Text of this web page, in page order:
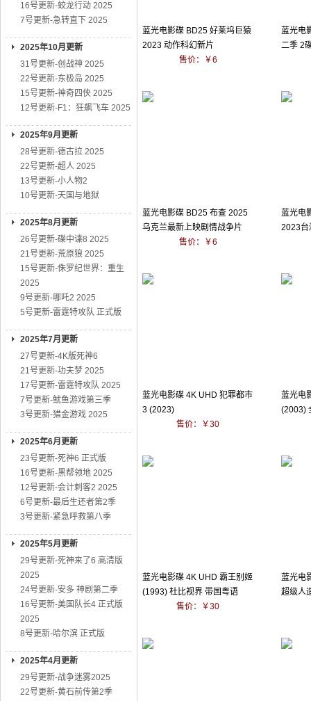
16号更新-蛟龙行动 2025
7号更新-急转直下 2025
2025年10月更新
31号更新-创战神 2025
22号更新-东极岛 2025
15号更新-神奇四侠 2025
12号更新-F1：狂飙飞车 2025
2025年9月更新
28号更新-德古拉 2025
22号更新-超人 2025
13号更新-小人物2
10号更新-天国与地狱
2025年8月更新
26号更新-碟中谍8 2025
21号更新-荒原狼 2025
15号更新-侏罗纪世界：重生
2025
9号更新-哪吒2 2025
5号更新-雷霆特攻队 正式版
2025年7月更新
27号更新-4K版死神6
21号更新-功夫梦 2025
17号更新-雷霆特攻队 2025
7号更新-鱿鱼游戏第三季
3号更新-猎金游戏 2025
2025年6月更新
23号更新-死神6 正式版
16号更新-黑帮领地 2025
12号更新-会计刺客2 2025
6号更新-最后生还者第2季
3号更新-紧急呼救第八季
2025年5月更新
29号更新-死神来了6 高清版
2025
24号更新-安多 神剧第二季
16号更新-美国队长4 正式版
2025
8号更新-哈尔滨 正式版
2025年4月更新
29号更新-战争迷雾2025
22号更新-黄石前传第2季
蓝光电影碟 BD25 好莱坞巨猿
2023 动作科幻新片
售价：￥6
蓝光电
二季 2
蓝光电影碟 BD25 布查 2025
乌克兰最新上映剧情战争片
售价：￥6
蓝光电
2023台
蓝光电影碟 4K UHD 犯罪都市
3 (2023)
售价：￥30
蓝光电
(2003)
蓝光电影碟 4K UHD 霸王别姬
(1993) 杜比视界 带国粤语
售价：￥30
蓝光电
超级人